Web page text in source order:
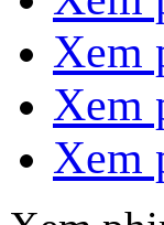
Xem
Xem
Xem